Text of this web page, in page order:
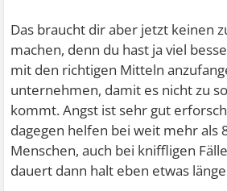
Das braucht dir aber jetzt keinen
machen, denn du hast ja viel
mit den richtigen Mitteln
unternehmen, damit es nicht zu
kommt. Angst ist sehr gut
dagegen helfen bei weit mehr als
Menschen, auch bei kniffligen
dauert dann halt eben etwas